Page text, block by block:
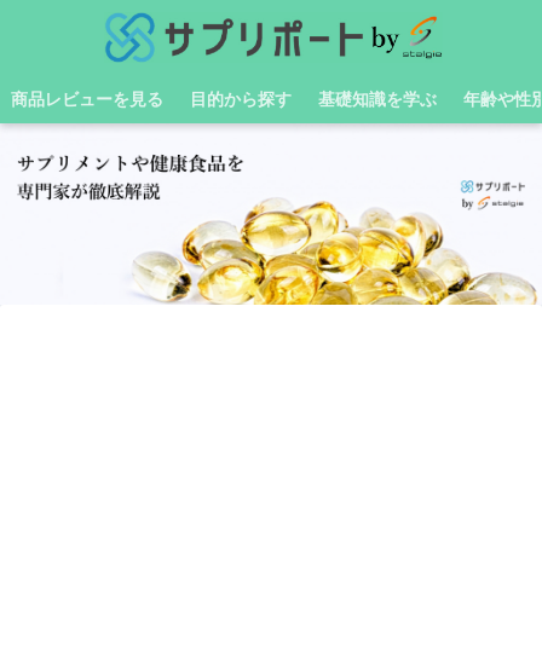
商品レビューを見る 目的から探す 基礎知識を学ぶ 年齢や性